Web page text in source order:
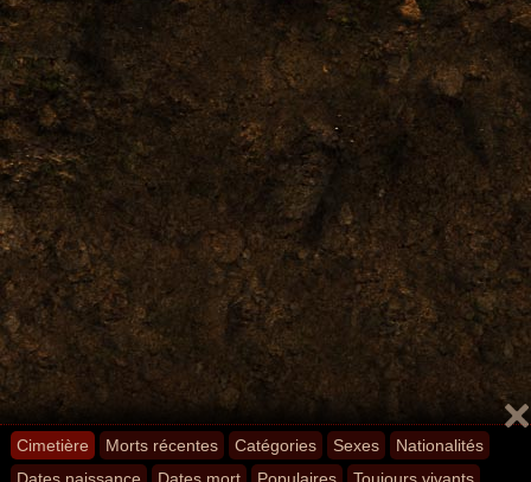
Cimetière Morts récentes Catégories Sexes
Nationalités